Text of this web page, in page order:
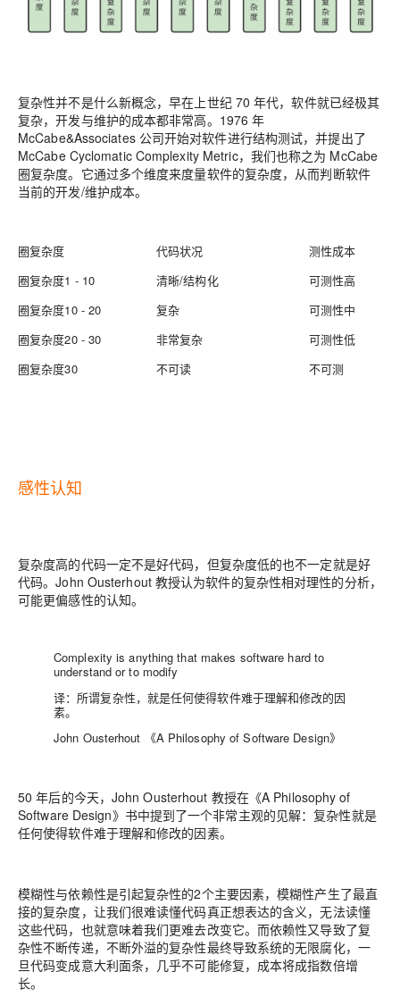
复杂性并不是什么新概念，早在上世纪 70 年代，软件就已经极其
复杂，开发与维护的成本都非常高。1976 年
McCabe&Associates 公司开始对软件进行结构测试，并提出了
McCabe Cyclomatic Complexity Metric，我们也称之为 McCabe
圈复杂度。它通过多个维度来度量软件的复杂度，从而判断软件
当前的开发/维护成本。
圈复杂度 代码状况
测性成本
圈复杂度1 - 10
清晰/结构化
可测性高
圈复杂度10 - 20
复杂
可测性中
圈复杂度20 - 30
非常复杂
可测性低
圈复杂度30
不可读 不可测
感性认知
复杂度高的代码一定不是好代码，但复杂度低的也不一定就是好
代码。John Ousterhout 教授认为软件的复杂性相对理性的分析，
可能更偏感性的认知。
Complexity is anything that makes software hard to
understand or to modify
译：所谓复杂性，就是任何使得软件难于理解和修改的因
素。
John Ousterhout 《A Philosophy of Software Design》
50 年后的今天，John Ousterhout 教授在《A Philosophy of
Software Design》书中提到了一个非常主观的见解：复杂性就是
任何使得软件难于理解和修改的因素。
模糊性与依赖性是引起复杂性的2个主要因素，模糊性产生了最直
接的复杂度，让我们很难读懂代码真正想表达的含义，无法读懂
这些代码，也就意味着我们更难去改变它。而依赖性又导致了复
杂性不断传递，不断外溢的复杂性最终导致系统的无限腐化，一
旦代码变成意大利面条，几乎不可能修复，成本将成指数倍增
长。